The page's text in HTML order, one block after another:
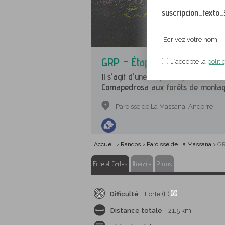
J´accepte la
GRP - Étape 7 : Refuge du
Il s'agit d'une étape longue et
Comapedrosa aux forêts de
Paroisse de La Massana, Andorre
Accueil> Randos > Paroisse de La Massana >
Fiche et Cartes Itinéraire Photos
Difficulté Forte (F)
Distance totale 21,5 km